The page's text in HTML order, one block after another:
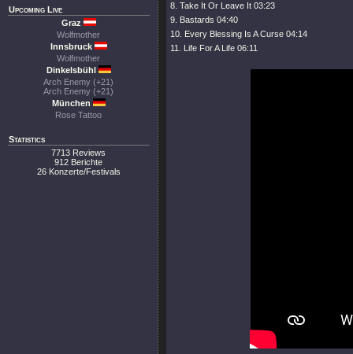
Upcoming Live
Graz
Wolfmother
Innsbruck
Wolfmother
Dinkelsbühl
Arch Enemy (+21)
Arch Enemy (+21)
München
Rose Tattoo
Statistics
7713 Reviews
912 Berichte
26 Konzerte/Festivals
8. Take It Or Leave It 03:23
9. Bastards 04:40
10. Every Blessing Is A Curse 04:14
11. Life For A Life 06:11